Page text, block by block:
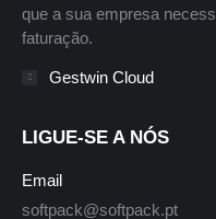
que a sua empresa
faturação.
Gestwin Cloud
LIGUE-SE A NÓS
Email
softpack@softpack.pt